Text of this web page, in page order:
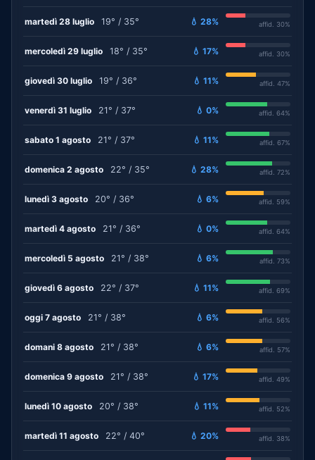
martedì 28 luglio 19° / 35° 💧 28% affid. 30%
mercoledì 29 luglio 18° / 35° 💧 17% affid. 30%
giovedì 30 luglio 19° / 36° 💧 11% affid. 47%
venerdì 31 luglio 21° / 37° 💧 0% affid. 64%
sabato 1 agosto 21° / 37° 💧 11% affid. 67%
domenica 2 agosto 22° / 35° 💧 28% affid. 72%
lunedì 3 agosto 20° / 36° 💧 6% affid. 59%
martedì 4 agosto 21° / 36° 💧 0% affid. 64%
mercoledì 5 agosto 21° / 38° 💧 6% affid. 73%
giovedì 6 agosto 22° / 37° 💧 11% affid. 69%
oggi 7 agosto 21° / 38° 💧 6% affid. 56%
domani 8 agosto 21° / 38° 💧 6% affid. 57%
domenica 9 agosto 21° / 38° 💧 17% affid. 49%
lunedì 10 agosto 20° / 38° 💧 11% affid. 52%
martedì 11 agosto 22° / 40° 💧 20% affid. 38%